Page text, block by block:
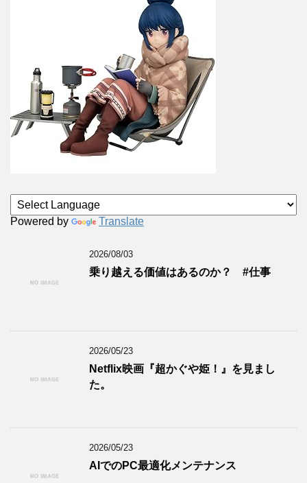
Powered by Translate
2026/08/03
乗り越える価値はあるのか？ #仕事
2026/05/23
Netflix映画『超かぐや姫！』を見まし
た。
2026/05/23
AIでのPC最適化メンテナンス